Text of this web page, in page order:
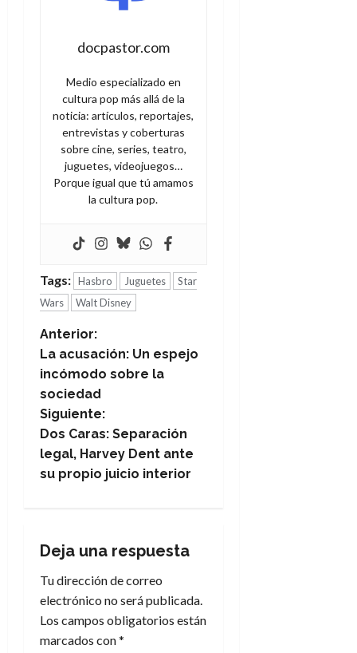
docpastor.com
Medio especializado en
cultura pop más allá de la
noticia: artículos, reportajes,
entrevistas y coberturas
sobre cine, series, teatro,
juguetes, videojuegos…
Porque igual que tú amamos
la cultura pop.
Tags: Hasbro Juguetes
Star
Wars
Walt Disney
N
a
v
e
g
c
i
ó
n
Anterior:
La acusación: Un espejo
incómodo sobre la
sociedad
Siguiente:
Dos Caras: Separación
legal, Harvey Dent ante
su propio juicio interior
Deja una respuesta
Tu dirección de correo
electrónico no será publicada.
Los campos obligatorios están
marcados con*